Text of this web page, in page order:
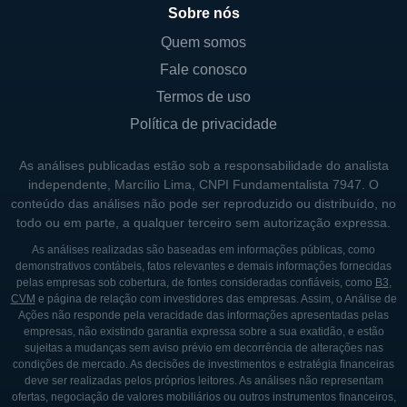
desenvolvimento de projetos que atendam
às necessidades das populações com déficit
habitacional. Isso é especialmente
aumento dos preços e à diminuição do
estoque de moradias acessíveis. America
First Multifamily se propõe a ser parte da
solução para esses problemas habitacionais.
HISTÓRICO DA AMERICA FIRST
MULTIFAMILY
A America First Multifamily Investors foi
fundada com o intuito de atender à crescente
necessidade de habitação acessível nos
Estados Unidos. Desde seu início, a
Sobre nós
Quem somos
Fale conosco
Termos de uso
Política de privacidade
As análises publicadas estão sob a responsabilidade do analista
independente, Marcílio Lima, CNPI Fundamentalista 7947. O
conteúdo das análises não pode ser reproduzido ou distribuído, no
todo ou em parte, a qualquer terceiro sem autorização expressa.
As análises realizadas são baseadas em informações públicas, como
demonstrativos contábeis, fatos relevantes e demais informações fornecidas
pelas empresas sob cobertura, de fontes consideradas confiáveis, como B3,
CVM e página de relação com investidores das empresas. Assim, o Análise de
Ações não responde pela veracidade das informações apresentadas pelas
empresas, não existindo garantia expressa sobre a sua exatidão, e estão
sujeitas a mudanças sem aviso prévio em decorrência de alterações nas
condições de mercado. As decisões de investimentos e estratégia financeiras
deve ser realizadas pelos próprios leitores. As análises não representam
ofertas, negociação de valores mobiliários ou outros instrumentos financeiros,